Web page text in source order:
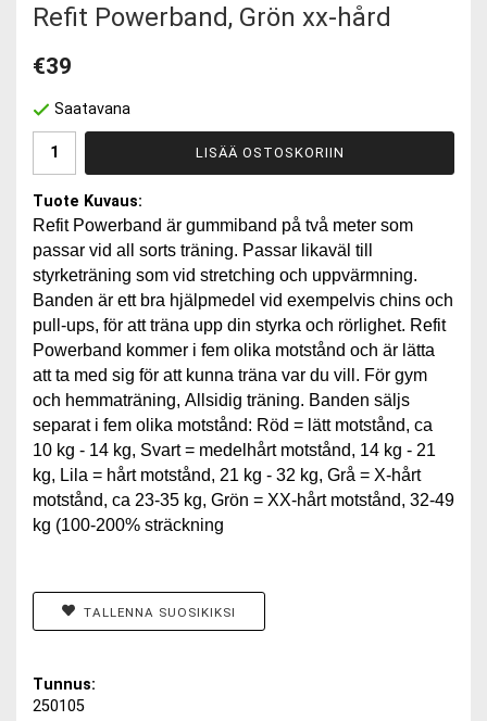
Refit Powerband, Grön xx-hård
€39
Saatavana
LISÄÄ OSTOSKORIIN
Tuote Kuvaus:
Refit Powerband är gummiband på två meter som
passar vid all sorts träning. Passar likaväl till
styrketräning som vid stretching och uppvärmning.
Banden är ett bra hjälpmedel vid exempelvis chins och
pull-ups, för att träna upp din styrka och rörlighet. Refit
Powerband kommer i fem olika motstånd och är lätta
att ta med sig för att kunna träna var du vill. För gym
och hemmaträning, Allsidig träning. Banden säljs
separat i fem olika motstånd: Röd = lätt motstånd, ca
10 kg - 14 kg, Svart = medelhårt motstånd, 14 kg - 21
kg, Lila = hårt motstånd, 21 kg - 32 kg, Grå = X-hårt
motstånd, ca 23-35 kg, Grön = XX-hårt motstånd, 32-49
kg (100-200% sträckning
TALLENNA SUOSIKIKSI
Tunnus:
250105